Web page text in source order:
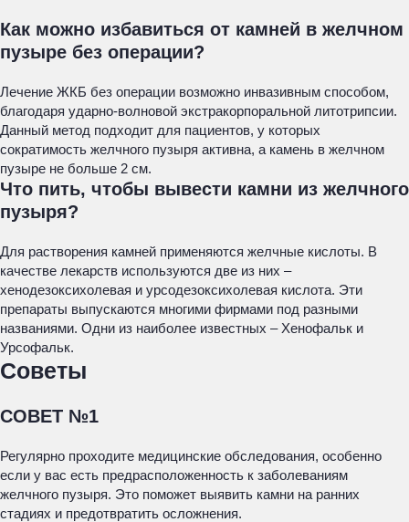
Как можно избавиться от камней в желчном
пузыре без операции?
Лечение ЖКБ без операции возможно инвазивным способом,
благодаря ударно-волновой экстракорпоральной литотрипсии.
Данный метод подходит для пациентов, у которых
сократимость желчного пузыря активна, а камень в желчном
пузыре не больше 2 см.
Что пить, чтобы вывести камни из желчного
пузыря?
Для растворения камней применяются желчные кислоты. В
качестве лекарств используются две из них –
хенодезоксихолевая и урсодезоксихолевая кислота. Эти
препараты выпускаются многими фирмами под разными
названиями. Одни из наиболее известных – Хенофальк и
Урсофальк.
Советы
СОВЕТ №1
Регулярно проходите медицинские обследования, особенно
если у вас есть предрасположенность к заболеваниям
желчного пузыря. Это поможет выявить камни на ранних
стадиях и предотвратить осложнения.